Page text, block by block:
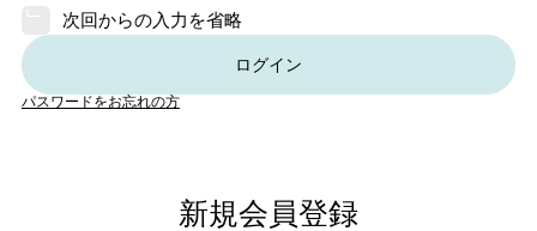
次回からの入力を省略
ログイン
パスワードをお忘れの方
新規会員登録